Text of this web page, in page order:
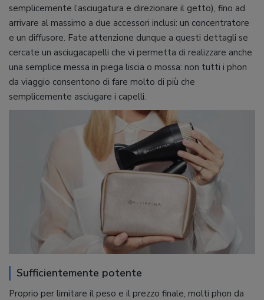
semplicemente l’asciugatura e direzionare il getto), fino ad
arrivare al massimo a due accessori inclusi: un concentratore
e un diffusore. Fate attenzione dunque a questi dettagli se
cercate un asciugacapelli che vi permetta di realizzare anche
una semplice messa in piega liscia o mossa: non tutti i phon
da viaggio consentono di fare molto di più che
semplicemente asciugare i capelli.
Sufficientemente potente
Proprio per limitare il peso e il prezzo finale, molti phon da